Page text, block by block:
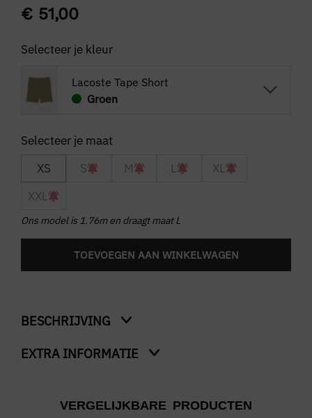
€ 51,00
Selecteer je kleur
Lacoste Tape Short
Groen
XS S M L
XL
XXL
Ons model is 1.76m en draagt maat L
TOEVOEGEN AAN WINKELWAGEN
BESCHRIJVING
Tape Short
EXTRA INFORMATIE
GroenVERGELIJKBARE PRODUCTEN